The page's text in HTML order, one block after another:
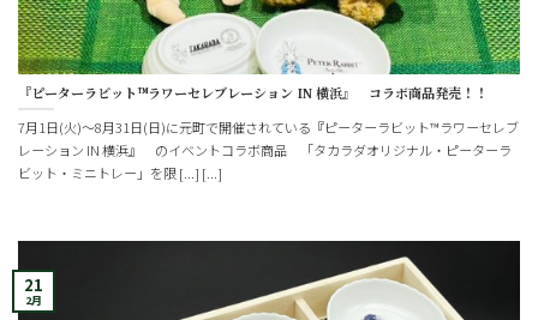
『ピーターラビット™️ラワーセレブレーション IN 横浜』 コラボ商品発売！！
7月1日(火)～8月31日(日)に元町で開催されている『ピーターラビット™️ラワーセレブ
レーション IN 横浜』 のイベントコラボ商品 「タカラダオリジナル・ピーターラ
ビット・ミニトレー」を限 [...] [...]
21
2月